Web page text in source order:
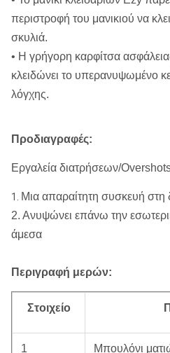
περιστροφή του μανικιού να
σκυλιά.
• Η γρήγορη καρφίτσα
κλειδώνει το υπερανυψωμένο
λόγχης.
Προδιαγραφές:
Εργαλεία διατρήσεων/
1.
Μια απαραίτητη συσκευή
2. Ανυψώνει επάνω την
άμεσα
Περιγραφή μερών:
Στοιχείο
1 Μπουλόνι